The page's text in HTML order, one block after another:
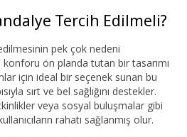
Tercih Edilmeli?
pek çok nedeni
ön planda tutan bir tasarımı
için ideal bir seçenek sunan bu
sırt ve bel sağlığını destekler.
veya sosyal buluşmalar gibi
rahatı sağlanmış olur.